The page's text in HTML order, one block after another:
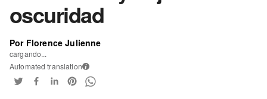
oscuridad
Por Florence Julienne
cargando...
Automated translation i